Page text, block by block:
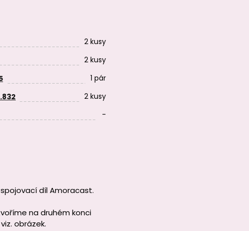
2 kusy
2 kusy
1 pár
2 kusy
-
díl Amoracast.
na druhém konci
obrázek.